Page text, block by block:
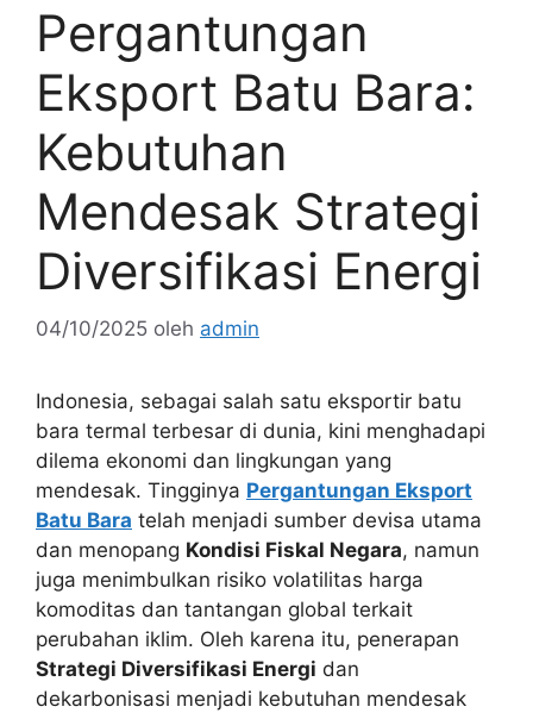
Pergantungan
Eksport Batu Bara:
Kebutuhan
Mendesak Strategi
Diversifikasi Energi
04/10/2025 oleh admin
Indonesia, sebagai salah satu eksportir batu
bara termal terbesar di dunia, kini menghadapi
dilema ekonomi dan lingkungan yang
mendesak. Tingginya Pergantungan Eksport
Batu Bara telah menjadi sumber devisa utama
dan menopang Kondisi Fiskal Negara, namun
juga menimbulkan risiko volatilitas harga
komoditas dan tantangan global terkait
perubahan iklim. Oleh karena itu, penerapan
Strategi Diversifikasi Energi dan
dekarbonisasi menjadi kebutuhan mendesak